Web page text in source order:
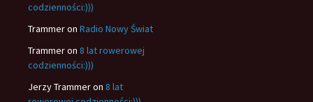
codzienności:)))
Trammeron Radio Nowy Świat
Trammeron 8 lat rowerowej
codzienności:)))
Jerzy Trammeron 8 lat